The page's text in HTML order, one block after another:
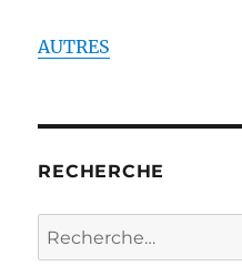
AUTRES
RECHERCHE
Recherche
pour :